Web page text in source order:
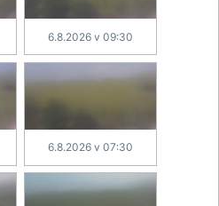
6.8.2026 v 09:30
6.8.2026 v 07:30